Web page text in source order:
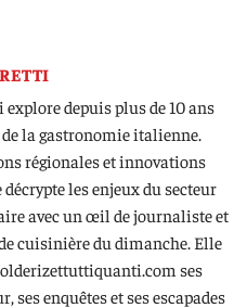
depuis plus de 10 ans
la gastronomie italienne.
régionales et innovations
les enjeux du secteur
avec un œil de journaliste et
cuisinière du dimanche. Elle
ses
ses enquêtes et ses escapades